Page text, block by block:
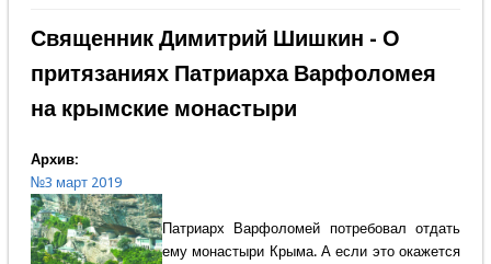
Священник Димитрий Шишкин - О
притязаниях Патриарха Варфоломея
на крымские монастыри
Архив:
№3 март 2019
Патриарх Варфоломей потребовал отдать
ему монастыри Крыма. А если это окажется